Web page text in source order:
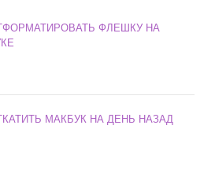
ФЛЕШКУ НА
МАКБУК НА ДЕНЬ НАЗАД